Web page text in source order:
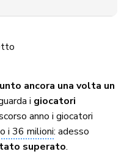
ancora una volta un
i giocatori
anno i giocatori
i 36 milioni: adesso
superato.